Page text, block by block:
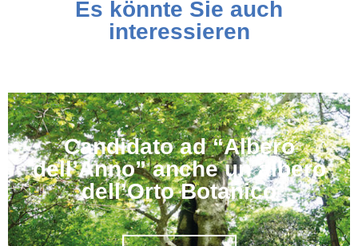
Es könnte Sie auch
interessieren
Candidato ad “Albero
dell’Anno” anche un albero
dell’Orto Botanico